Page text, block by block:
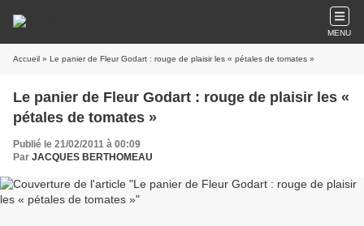
MENU
Accueil » Le panier de Fleur Godart : rouge de plaisir les « pétales de tomates »
Le panier de Fleur Godart : rouge de plaisir les «
pétales de tomates »
Publié le 21/02/2011 à 00:09
Par JACQUES BERTHOMEAU